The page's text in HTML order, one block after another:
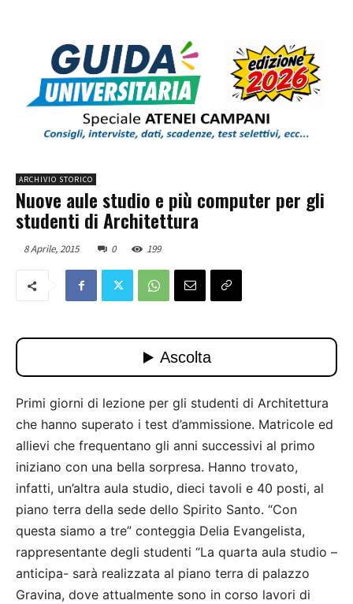
ARCHIVIO STORICO
Nuove aule studio e più computer per gli
studenti di Architettura
8 Aprile, 2015 0 199
Primi giorni di lezione per gli studenti di Architettura
che hanno superato i test d’ammissione. Matricole ed
allievi che frequentano gli anni successivi al primo
iniziano con una bella sorpresa. Hanno trovato,
infatti, un’altra aula studio, dieci tavoli e 40 posti, al
piano terra della sede dello Spirito Santo. “Con
questa siamo a tre” conteggia Delia Evangelista,
rappresentante degli studenti “La quarta aula studio –
anticipa- sarà realizzata al piano terra di palazzo
Gravina, dove attualmente sono in corso lavori di